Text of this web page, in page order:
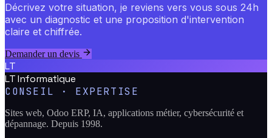
Décrivez votre situation, je reviens vers vous sous 24h
avec un diagnostic et une proposition d'intervention
claire et chiffrée.
Demander un devis
LT
LT Informatique
CONSEIL · EXPERTISE
Sites web, Odoo ERP, IA, applications métier, cybersécurité et
dépannage. Depuis 1998.